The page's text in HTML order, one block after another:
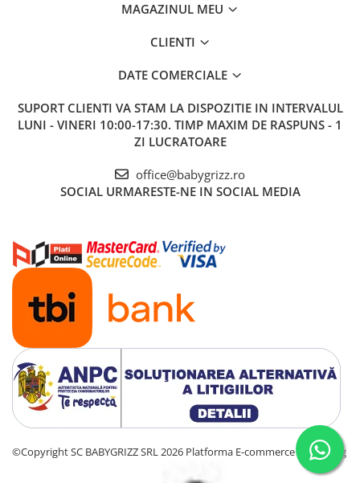
MAGAZINUL MEU
CLIENTI
DATE COMERCIALE
SUPORT CLIENTI VA STAM LA DISPOZITIE IN INTERVALUL
LUNI - VINERI 10:00-17:30. TIMP MAXIM DE RASPUNS - 1
ZI LUCRATOARE
office@babygrizz.ro
SOCIAL URMARESTE-NE IN SOCIAL MEDIA
©Copyright SC BABYGRIZZ SRL 2026 Platforma E-commerce by Gomag